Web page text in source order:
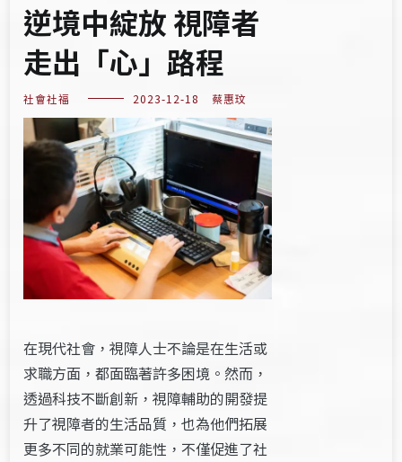
逆境中綻放 視障者
走出「心」路程
社會社福 2023-12-18 蔡惠玟
在現代社會，視障人士不論是在生活或
求職方面，都面臨著許多困境。然而，
透過科技不斷創新，視障輔助的開發提
升了視障者的生活品質，也為他們拓展
更多不同的就業可能性，不僅促進了社